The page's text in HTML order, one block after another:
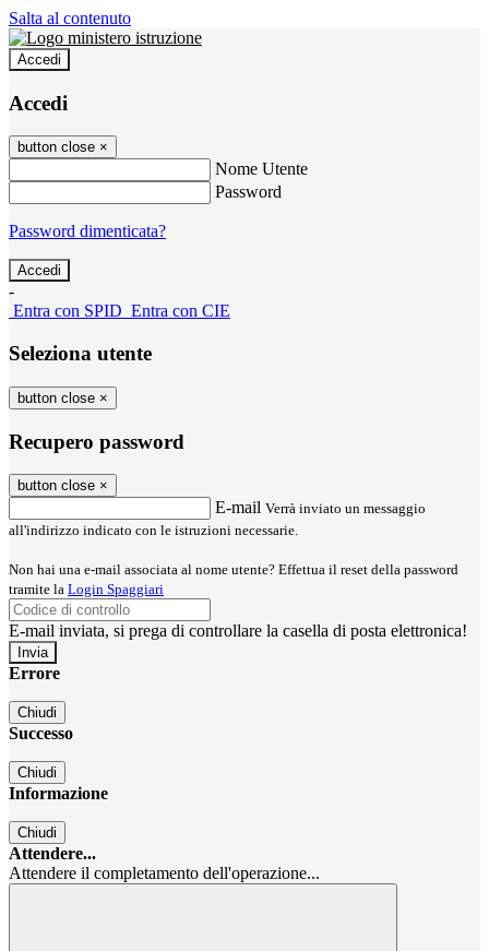
Salta al contenuto
Accedi
Accedi
button close ×
Nome Utente
Password
Password dimenticata?
-
Entra con SPID Entra con CIE
Seleziona utente
button close ×
Recupero password
button close ×
E-mail Verrà inviato un messaggio
all'indirizzo indicato con le istruzioni necessarie.
Non hai una e-mail associata al nome utente? Effettua il reset della password
tramite la Login Spaggiari
E-mail inviata, si prega di controllare la casella di posta elettronica!
Errore
Chiudi
Successo
Chiudi
Informazione
Chiudi
Attendere...
Attendere il completamento dell'operazione...